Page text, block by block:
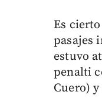
Es
pasajes
estuvo
penalti
Cuero)